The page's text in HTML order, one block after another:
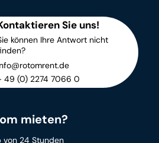
Sie uns!
können Ihre Antwort nicht
49 (0) 2274 7066 0
mieten?
von 24 Stunden